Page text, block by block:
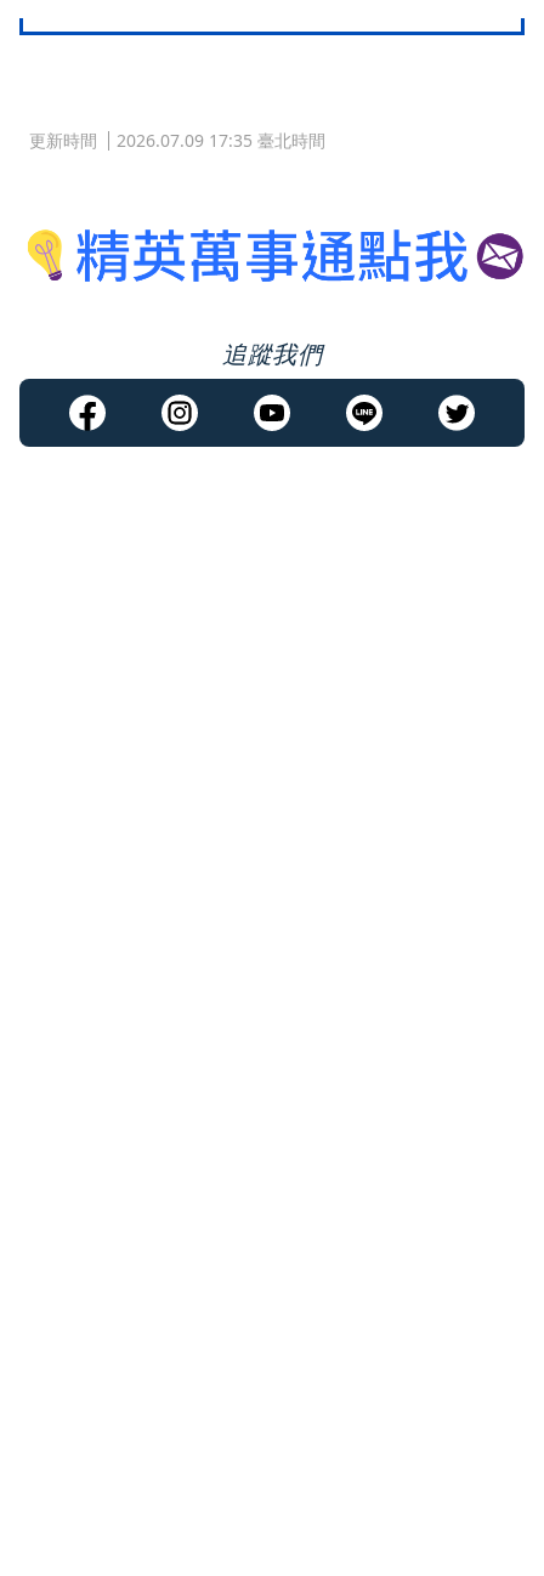
更新時間 2026.07.09 17:35 臺北時間
追蹤我們